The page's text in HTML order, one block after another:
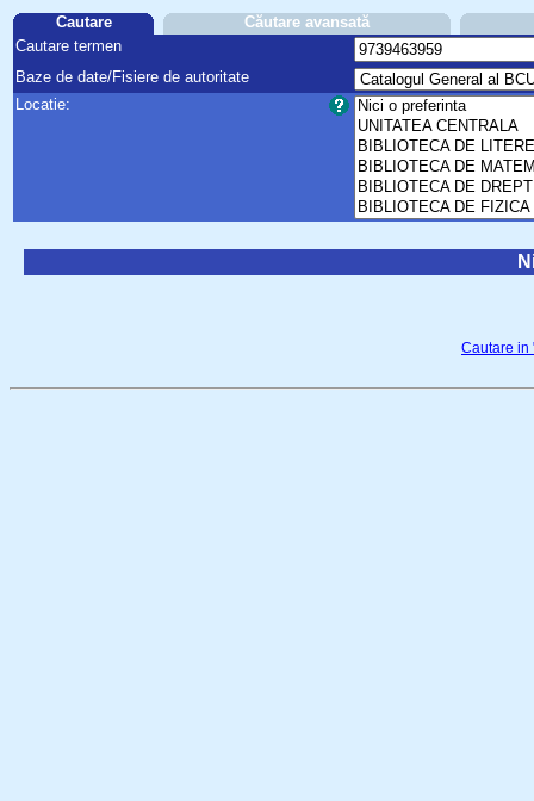
Cautare
Căutare avansată
Cautare termen
Baze de date/Fisiere de autoritate
Locatie:
Cautare in